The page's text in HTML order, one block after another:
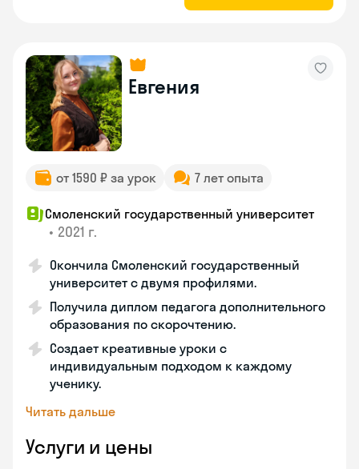
Евгения
от 1590 ₽ за урок 7 лет опыта
Смоленский государственный университет
• 2021 г.
Окончила Смоленский государственный
университет с двумя профилями.
Получила диплом педагога дополнительного
образования по скорочтению.
Создает креативные уроки с
индивидуальным подходом к каждому
ученику.
Читать дальше
Услуги и цены